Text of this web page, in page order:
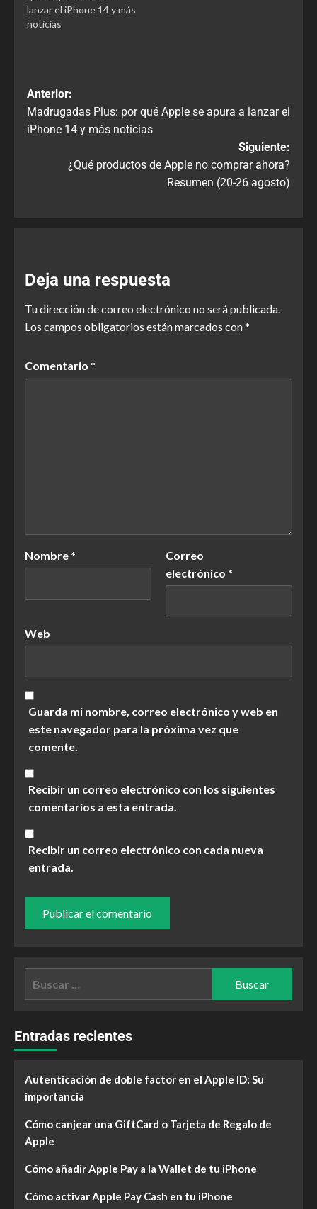
lanzar el iPhone 14 y más
noticias
Anterior:
Madrugadas Plus: por qué Apple se apura a lanzar el
iPhone 14 y más noticias
Siguiente:
¿Qué productos de Apple no comprar ahora?
Resumen (20-26 agosto)
Deja una respuesta
Tu dirección de correo electrónico no será publicada.
Los campos obligatorios están marcados con*
Comentario *
Nombre *
Correo
electrónico *
Web
Guarda mi nombre, correo electrónico y web en
este navegador para la próxima vez que
comente.
Recibir un correo electrónico con los siguientes
comentarios a esta entrada.
Recibir un correo electrónico con cada nueva
entrada.
Entradas recientes
Autenticación de doble factor en el Apple ID: Su
importancia
Cómo canjear una GiftCard o Tarjeta de Regalo de
Apple
Cómo añadir Apple Pay a la Wallet de tu iPhone
Cómo activar Apple Pay Cash en tu iPhone